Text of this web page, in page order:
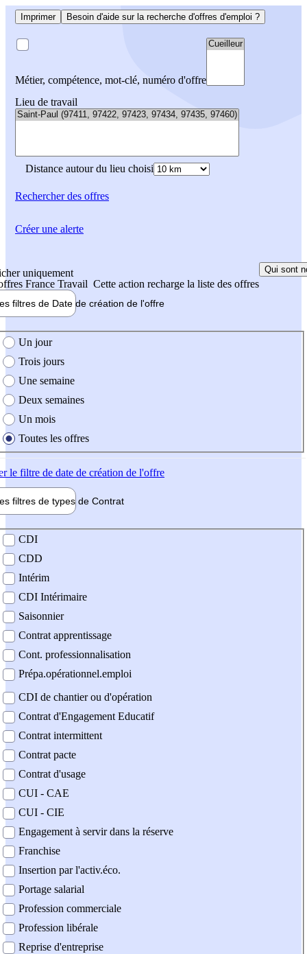
Imprimer Besoin d'aide sur la recherche d'offres d'emploi ?
Métier, compétence, mot-clé, numéro d'offre
Lieu de travail
Distance autour du lieu choisi
Rechercherdes offres
uniquement
France Travail Cette action recharge la liste des offres
Qui sont
filtres de Date de création de l'offre
création de l'offre
Un jour
Trois jours
Une semaine
Deux semaines
Un mois
Toutes les offres
le filtre de date de création de l'offre
filtres de types de Contrat
contrat
CDI
CDD
Intérim
CDI Intérimaire
Saisonnier
Contrat apprentissage
Cont. professionnalisation
Prépa.opérationnel.emploi
CDI de chantier ou d'opération
Contrat d'Engagement Educatif
Contrat intermittent
Contrat pacte
Contrat d'usage
CUI - CAE
CUI - CIE
Engagement à servir dans la réserve
Franchise
Insertion par l'activ.éco.
Portage salarial
Profession commerciale
Profession libérale
Reprise d'entreprise
Créer une alerte